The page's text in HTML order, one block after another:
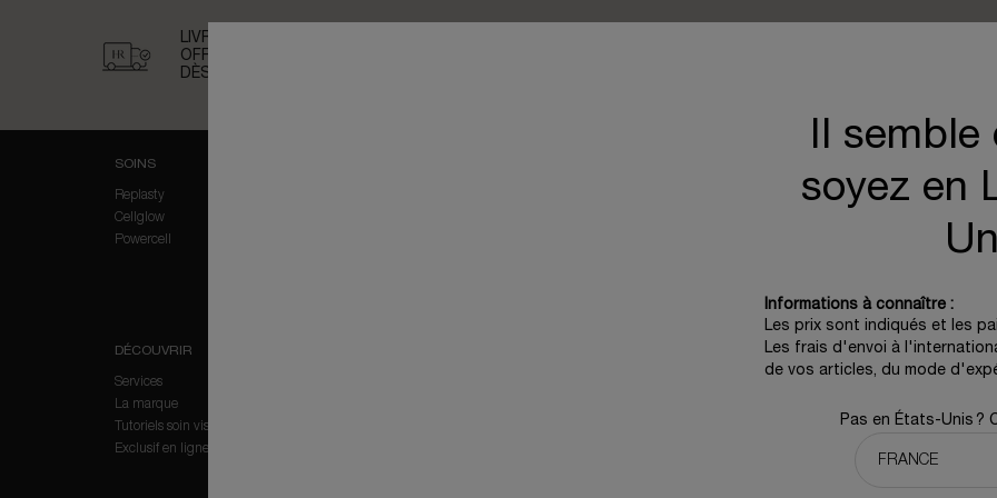
LIVRAISON
OFFERTE
DÈS 50€
SOINS
Replasty
Cellglow
Powercell
DÉCOUVRIR
Services
La marque
Tutoriels soin visage
Exclusif en ligne privileges
LOCALISATEUR DE MAGASIN
Il semble
soyez en
Informations à connaître :
Les prix sont indiqués et les
Les frais d'envoi à
de vos articles, du mode
Pas en États-Unis ?